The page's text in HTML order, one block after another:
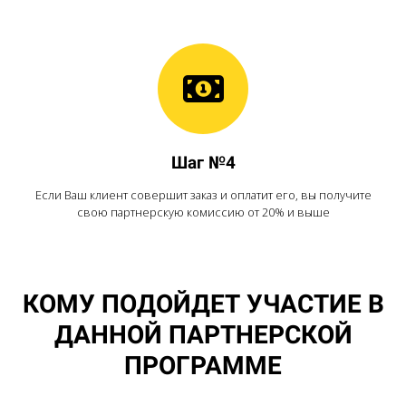
Шаг №4
Если Ваш клиент совершит заказ и оплатит его, вы получите
свою партнерскую комиссию от 20% и выше
КОМУ ПОДОЙДЕТ УЧАСТИЕ В
ДАННОЙ ПАРТНЕРСКОЙ
ПРОГРАММЕ